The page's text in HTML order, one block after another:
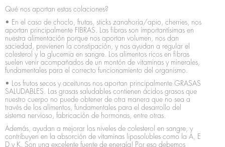
Qué nos aportan estas colaciones?
• En el caso de choclo, frutas, sticks zanahoria/apio, cherries, nos
aportan principalmente FIBRAS. Las fibras son importantísimas en
nuestra alimentación porque nos aportan volumen, nos dan
saciedad, previenen la constipación, y nos ayudan a regular el
colesterol y la glucemia en sangre. Los alimentos ricos en fibras
suelen venir acompañados de un montón de vitaminas y minerales,
fundamentales para el correcto funcionamiento del organismo.
• Los frutos secos y aceitunas nos aportan principalmente GRASAS
SALUDABLES. Las grasas saludables contienen ácidos grasos que
nuestro cuerpo no puede obtener de otra manera que no sea a
través de los alimentos, fundamentales para el desarrollo del
sistema nervioso, fabricación de hormonas, entre otras.
Además, ayudan a mejorar los niveles de colesterol en sangre, y
contribuyen en la absorción de vitaminas liposolubles como la A, E
D y K. Son una excelente fuente de energía! Por eso debemos